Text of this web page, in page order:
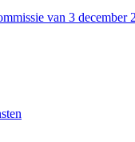
van 3